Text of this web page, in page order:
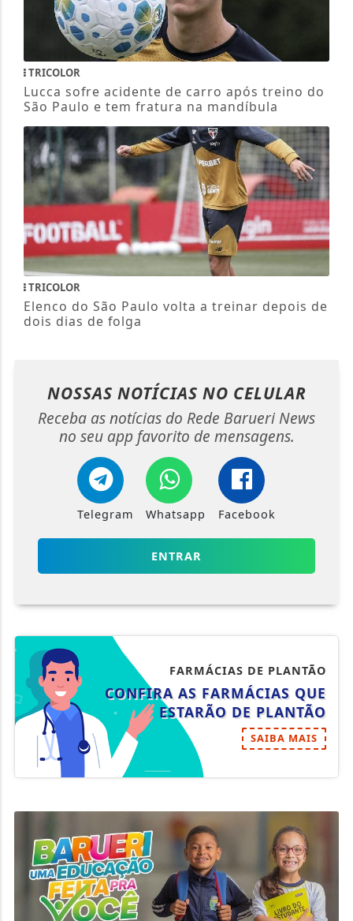
TRICOLOR
Lucca sofre acidente de carro após treino do
São Paulo e tem fratura na mandíbula
TRICOLOR
Elenco do São Paulo volta a treinar depois de
dois dias de folga
NOSSAS NOTÍCIAS NO CELULAR
Receba as notícias do Rede Barueri News
no seu app favorito de mensagens.
Telegram Whatsapp Facebook
ENTRAR
FARMÁCIAS DE PLANTÃO
CONFIRA AS FARMÁCIAS QUE
ESTARÃO DE PLANTÃO
SAIBA MAIS